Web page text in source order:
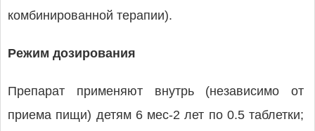
комбинированной терапии).
Режим дозирования
Препарат применяют внутрь (независимо от
приема пищи) детям 6 мес-2 лет по 0.5 таблетки;